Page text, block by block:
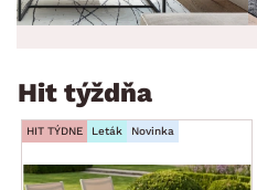
Hit týždňa
HIT TÝDNE Leták Novinka